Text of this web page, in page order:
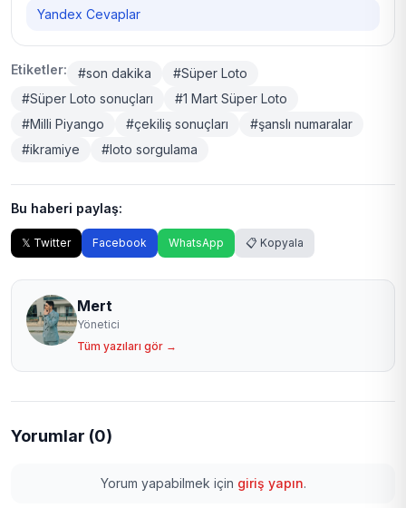
Yandex Cevaplar
Etiketler: #son dakika
#Süper Loto
#Süper Loto sonuçları
#1 Mart Süper Loto
#Milli Piyango
#çekiliş sonuçları
#şanslı numaralar
#ikramiye
#loto sorgulama
Bu haberi paylaş:
𝕏 Twitter Facebook WhatsApp 📋 Kopyala
Mert
Yönetici
Tüm yazıları gör →
Yorumlar (0)
Yorum yapabilmek için giriş yapın.